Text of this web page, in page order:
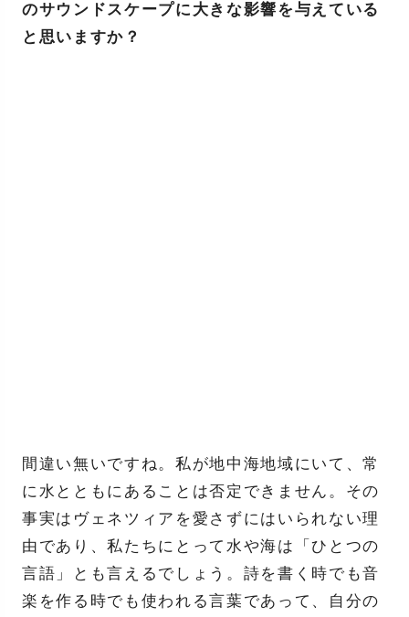
のサウンドスケープに大きな影響を与えている
と思いますか？
間違い無いですね。私が地中海地域にいて、常
に水とともにあることは否定できません。その
事実はヴェネツィアを愛さずにはいられない理
由であり、私たちにとって水や海は「ひとつの
言語」とも言えるでしょう。詩を書く時でも音
楽を作る時でも使われる言葉であって、自分の